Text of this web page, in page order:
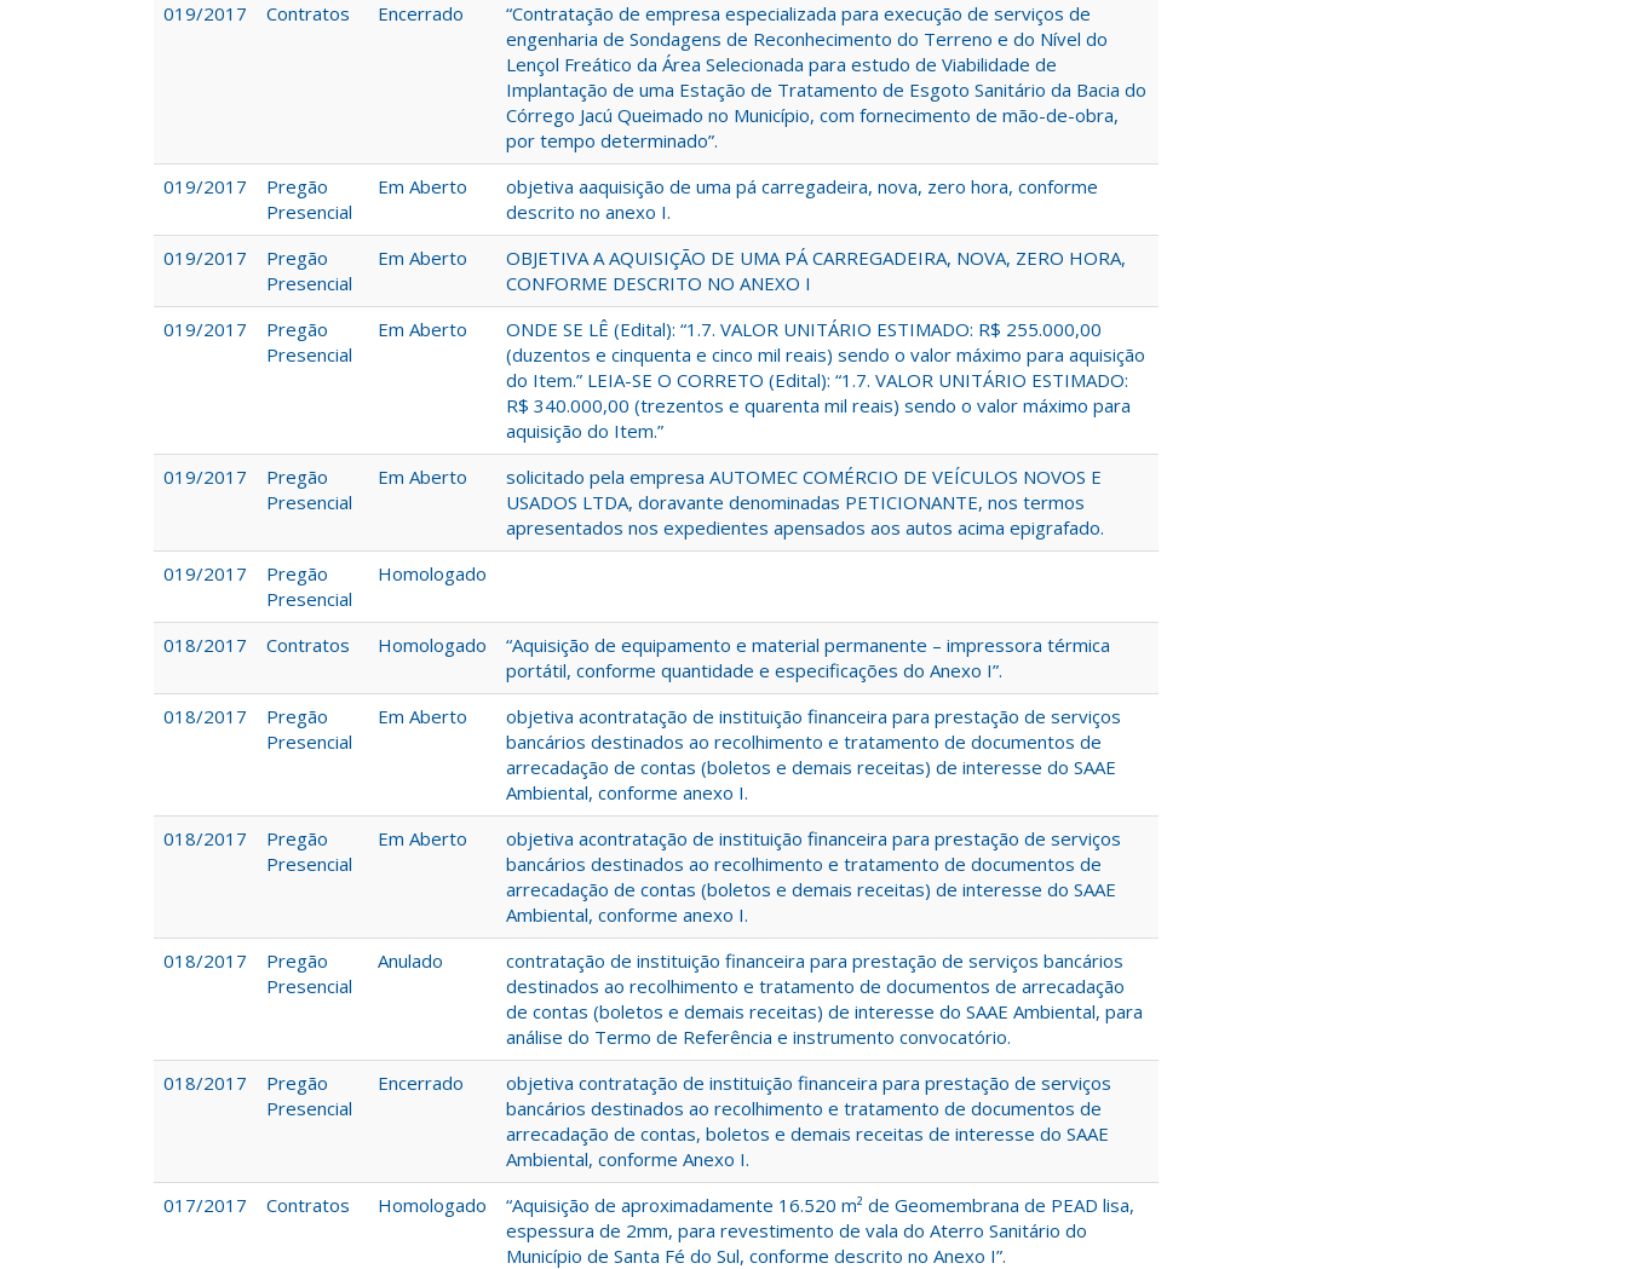
019/2017
Contratos Encerrado
“Contratação de empresa especializada para execução de serviços de
engenharia de Sondagens de Reconhecimento do Terreno e do Nível do
Lençol Freático da Área Selecionada para estudo de Viabilidade de
Implantação de uma Estação de Tratamento de Esgoto Sanitário da Bacia do
Córrego Jacú Queimado no Município, com fornecimento de mão-de-obra,
por tempo determinado”.
019/2017
Pregão
Presencial
Em Aberto
objetiva aaquisição de uma pá carregadeira, nova, zero hora, conforme
descrito no anexo I.
019/2017
Pregão
Presencial
Em Aberto
OBJETIVA A AQUISIÇÃO DE UMA PÁ CARREGADEIRA, NOVA, ZERO HORA,
CONFORME DESCRITO NO ANEXO I
019/2017
Pregão
Presencial
Em Aberto
ONDE SE LÊ (Edital): “1.7. VALOR UNITÁRIO ESTIMADO: R$ 255.000,00
(duzentos e cinquenta e cinco mil reais) sendo o valor máximo para aquisição
do Item.” LEIA-SE O CORRETO (Edital): “1.7. VALOR UNITÁRIO ESTIMADO:
R$ 340.000,00 (trezentos e quarenta mil reais) sendo o valor máximo para
aquisição do Item.”
019/2017
Pregão
Presencial
Em Aberto
solicitado pela empresa AUTOMEC COMÉRCIO DE VEÍCULOS NOVOS E
USADOS LTDA, doravante denominadas PETICIONANTE, nos termos
apresentados nos expedientes apensados aos autos acima epigrafado.
019/2017
Pregão
Presencial
Homologado
018/2017 Contratos Homologado
“Aquisição de equipamento e material permanente – impressora térmica
portátil, conforme quantidade e especificações do Anexo I”.
018/2017
Pregão
Presencial
Em Aberto
objetiva acontratação de instituição financeira para prestação de serviços
bancários destinados ao recolhimento e tratamento de documentos de
arrecadação de contas (boletos e demais receitas) de interesse do SAAE
Ambiental, conforme anexo I.
018/2017
Pregão
Presencial
Em Aberto
objetiva acontratação de instituição financeira para prestação de serviços
bancários destinados ao recolhimento e tratamento de documentos de
arrecadação de contas (boletos e demais receitas) de interesse do SAAE
Ambiental, conforme anexo I.
018/2017
Pregão
Presencial
Anulado
contratação de instituição financeira para prestação de serviços bancários
destinados ao recolhimento e tratamento de documentos de arrecadação
de contas (boletos e demais receitas) de interesse do SAAE Ambiental, para
análise do Termo de Referência e instrumento convocatório.
018/2017
Pregão
Presencial
Encerrado
objetiva contratação de instituição financeira para prestação de serviços
bancários destinados ao recolhimento e tratamento de documentos de
arrecadação de contas, boletos e demais receitas de interesse do SAAE
Ambiental, conforme Anexo I.
017/2017
Contratos Homologado
“Aquisição de aproximadamente 16.520 m² de Geomembrana de PEAD lisa,
espessura de 2mm, para revestimento de vala do Aterro Sanitário do
Município de Santa Fé do Sul, conforme descrito no Anexo I”.